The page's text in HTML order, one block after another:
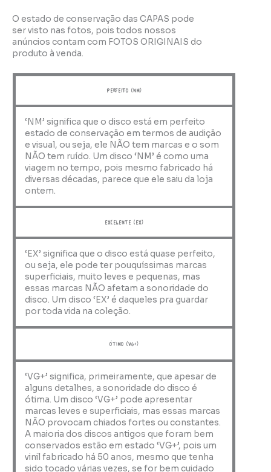
O estado de conservação das CAPAS pode
ser visto nas fotos, pois todos nossos
anúncios contam com FOTOS ORIGINAIS do
produto à venda.
perfeito (NM)
‘NM’ significa que o disco está em perfeito
estado de conservação em termos de audição
e visual, ou seja, ele NÃO tem marcas e o som
NÃO tem ruído. Um disco ‘NM’ é como uma
viagem no tempo, pois mesmo fabricado há
diversas décadas, parece que ele saiu da loja
ontem.
Excelente (EX)
‘EX’ significa que o disco está quase perfeito,
ou seja, ele pode ter pouquíssimas marcas
superficiais, muito leves e pequenas, mas
essas marcas NÃO afetam a sonoridade do
disco. Um disco ‘EX’ é daqueles pra guardar
por toda vida na coleção.
ótimo (VG+)
‘VG+’ significa, primeiramente, que apesar de
alguns detalhes, a sonoridade do disco é
ótima. Um disco ‘VG+’ pode apresentar
marcas leves e superficiais, mas essas marcas
NÃO provocam chiados fortes ou constantes.
A maioria dos discos antigos que foram bem
conservados estão em estado ‘VG+’, pois um
vinil fabricado há 50 anos, mesmo que tenha
sido tocado várias vezes, se for bem cuidado